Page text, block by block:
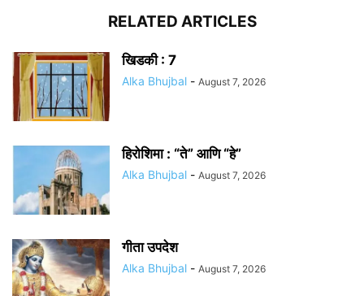
RELATED ARTICLES
खिडकी : 7
Alka Bhujbal - August 7, 2026
हिरोशिमा : “ते” आणि “हे”
Alka Bhujbal - August 7, 2026
गीता उपदेश
Alka Bhujbal - August 7, 2026